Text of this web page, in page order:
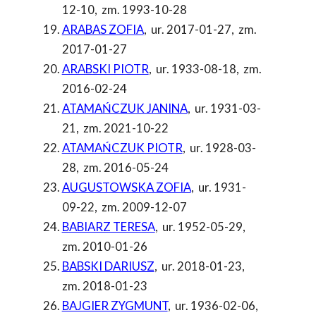
12-10, zm. 1993-10-28
ARABAS ZOFIA, ur. 2017-01-27, zm.
2017-01-27
ARABSKI PIOTR, ur. 1933-08-18, zm.
2016-02-24
ATAMAŃCZUK JANINA, ur. 1931-03-
21, zm. 2021-10-22
ATAMAŃCZUK PIOTR, ur. 1928-03-
28, zm. 2016-05-24
AUGUSTOWSKA ZOFIA, ur. 1931-
09-22, zm. 2009-12-07
BABIARZ TERESA, ur. 1952-05-29,
zm. 2010-01-26
BABSKI DARIUSZ, ur. 2018-01-23,
zm. 2018-01-23
BAJGIER ZYGMUNT, ur. 1936-02-06,